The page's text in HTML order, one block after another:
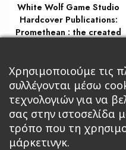
White Wolf Game Studio
Hardcover Publications:
Promethean : the created
Διαβάστε περισσότερα
Χρησιμοποιούμε τις
συλλέγονται μέσω
τεχνολογιών για να
σας στην ιστοσελίδα
τρόπο που τη
μάρκετινγκ.